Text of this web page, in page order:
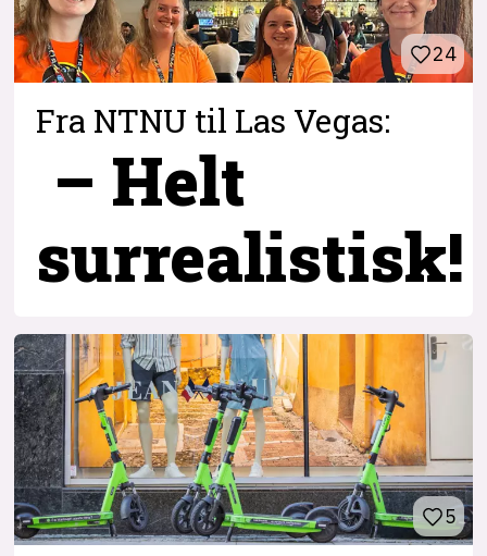
24
Fra NTNU til Las Vegas:
– Helt
surrealistisk!
5